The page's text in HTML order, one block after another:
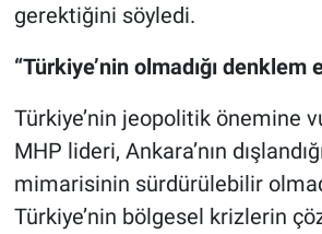
gerektiğini söyledi.
“Türkiye’nin olmadığı denklem
Türkiye’nin jeopolitik önemine
MHP lideri, Ankara’nın
mimarisinin sürdürülebilir
Türkiye’nin bölgesel krizlerin